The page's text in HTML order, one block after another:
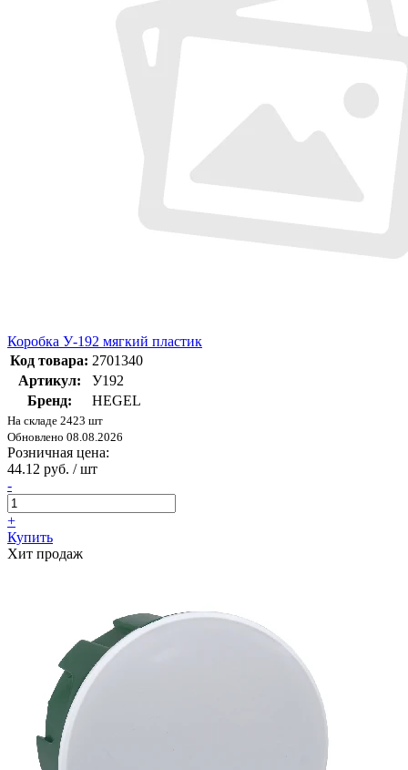
Коробка У-192 мягкий пластик
Код товара: 2701340
Артикул:
У192
Бренд:
HEGEL
На складе 2423 шт
Обновлено 08.08.2026
Розничная цена:
44.12 руб. / шт
-
+
Купить
Хит продаж